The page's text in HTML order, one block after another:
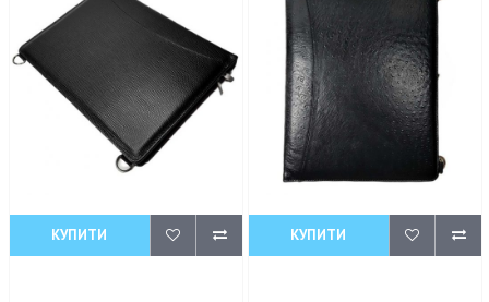
КУПИТИ КУПИТИ